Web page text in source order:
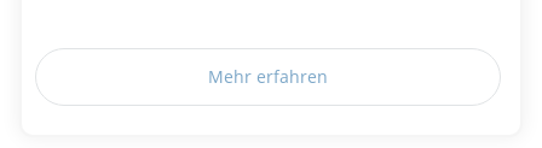
Mehr erfahren